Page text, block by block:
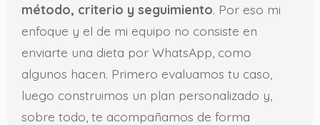
método, criterio y seguimiento. Por eso mi
enfoque y el de mi equipo no consiste en
enviarte una dieta por WhatsApp, como
algunos hacen. Primero evaluamos tu caso,
luego construimos un plan personalizado y,
sobre todo, te acompañamos de forma